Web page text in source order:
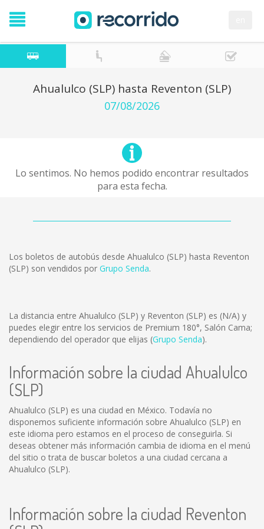
Ahualulco (SLP) hasta Reventon (SLP)
07/08/2026
Lo sentimos. No hemos podido encontrar resultados
para esta fecha.
Los boletos de autobús desde Ahualulco (SLP) hasta Reventon
(SLP) son vendidos por Grupo Senda.
La distancia entre Ahualulco (SLP) y Reventon (SLP) es (N/A) y
puedes elegir entre los servicios de Premium 180°, Salón Cama;
dependiendo del operador que elijas (Grupo Senda).
Información sobre la ciudad Ahualulco
(SLP)
Ahualulco (SLP) es una ciudad en México. Todavía no
disponemos suficiente información sobre Ahualulco (SLP) en
este idioma pero estamos en el proceso de conseguirla. Si
deseas obtener más información cambia de idioma en el menú
del sitio o trata de buscar boletos a una ciudad cercana a
Ahualulco (SLP).
Información sobre la ciudad Reventon